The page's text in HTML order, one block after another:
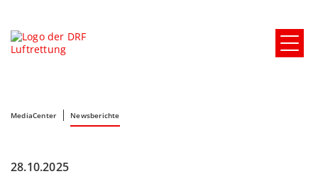
MediaCenter Newsberichte
28.10.2025